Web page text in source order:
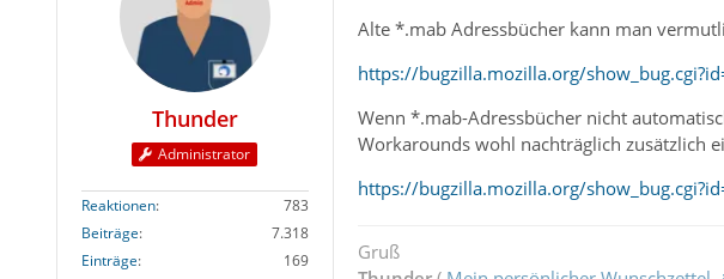
Thunder
Administrator
Reaktionen
783
Beiträge
7.318
Einträge
169
Alte *.mab Adressbücher kann man
https://bugzilla.mozilla.org/
Wenn *.mab-Adressbücher nicht
Workarounds wohl nachträglich zusätzlich
https://bugzilla.mozilla.org/
Gruß